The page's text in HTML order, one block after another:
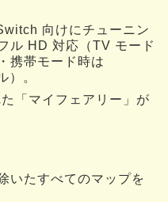
向けにチューニン
ル HD 対応（TV モード
携帯モード時は
）。
「マイフェアリー」が
いたすべてのマップを